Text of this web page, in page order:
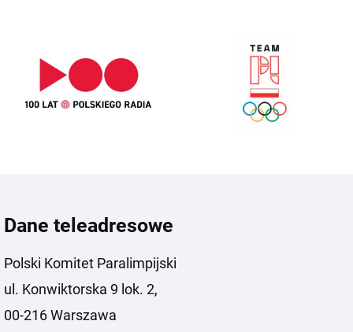
Dane teleadresowe
Polski Komitet Paralimpijski
ul. Konwiktorska 9 lok. 2,
00-216 Warszawa